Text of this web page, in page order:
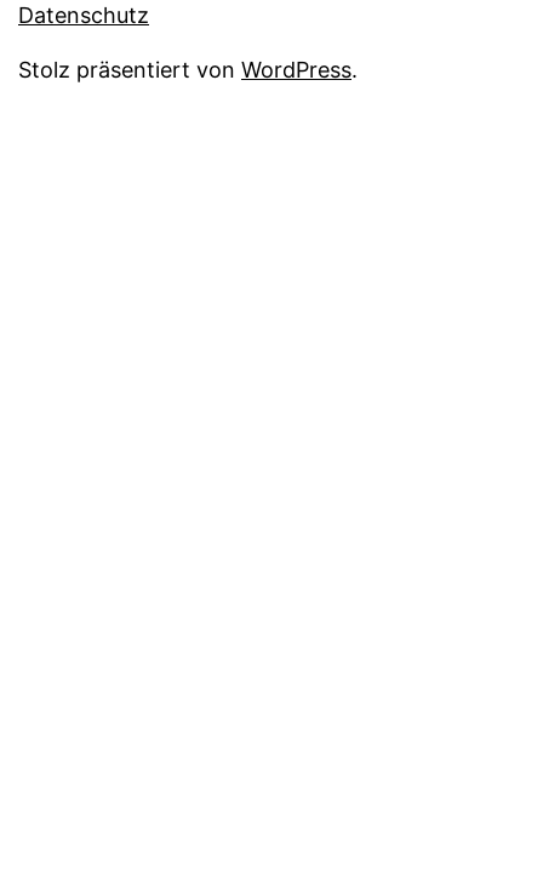
Datenschutz
Stolz präsentiert von WordPress.